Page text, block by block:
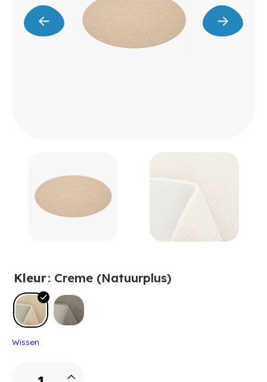
Kleur: Creme (Natuurplus)
Wissen